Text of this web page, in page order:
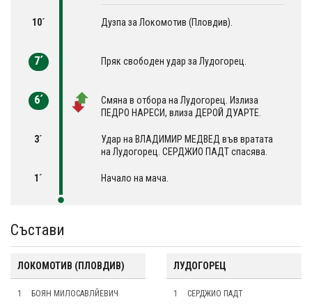
10´ Дузпа за Локомотив (Пловдив).
7´ Пряк свободен удар за Лудогорец.
6´
Смяна в отбора на Лудогорец. Излиза
ПЕДРО НАРЕСИ, влиза ДЕРОЙ ДУАРТЕ.
3´
Удар на ВЛАДИМИР МЕДВЕД във вратата
на Лудогорец. СЕРДЖИО ПАДТ спасява.
1´ Начало на мача.
Състави
ЛОКОМОТИВ (ПЛОВДИВ)
1 БОЯН МИЛОСАВЛЙЕВИЧ
ЛУДОГОРЕЦ
1 СЕРДЖИО ПАДТ